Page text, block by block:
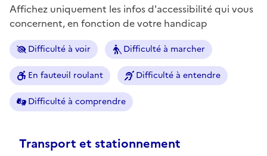
Affichez uniquement les infos d'accessibilité qui vous
concernent, en fonction de votre handicap
Difficulté à voir Difficulté à marcher
En fauteuil roulant Difficulté à entendre
Difficulté à comprendre
Transport et stationnement